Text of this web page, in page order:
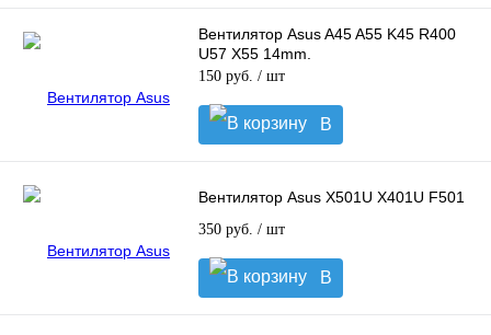
корзину
Вентилятор Asus A45 A55 K45 R400
U57 X55 14mm.
150 руб. / шт
В
корзину
Вентилятор Asus X501U X401U F501
350 руб. / шт
В
корзину